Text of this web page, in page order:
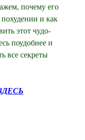
почему его
и как
этот чудо-
поудобнее и
все секреты